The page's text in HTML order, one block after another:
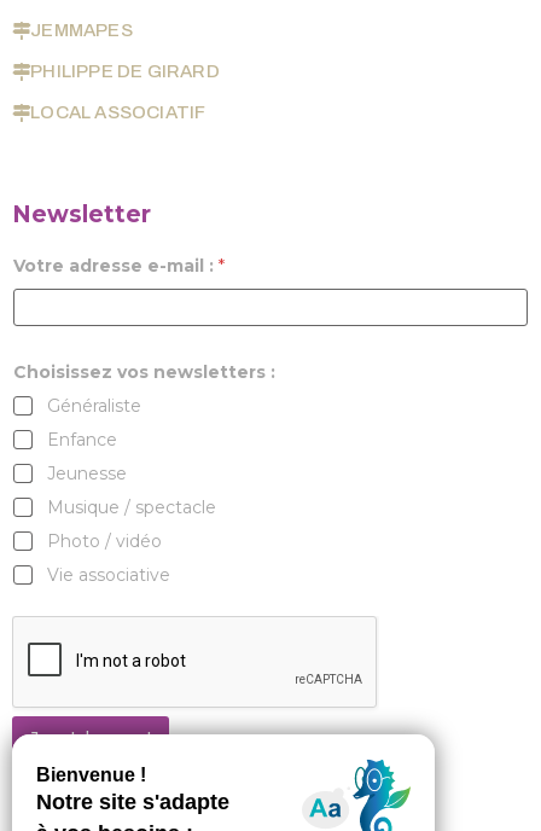
JEMMAPES
PHILIPPE DE GIRARD
LOCAL ASSOCIATIF
Newsletter
Votre adresse e-mail : *
Choisissez vos newsletters :
Généraliste
Enfance
Jeunesse
Musique / spectacle
Photo / vidéo
Vie associative
Je m'abonne !